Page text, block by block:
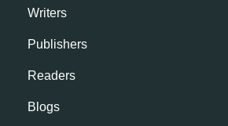
Writers
Publishers
Readers
Blogs